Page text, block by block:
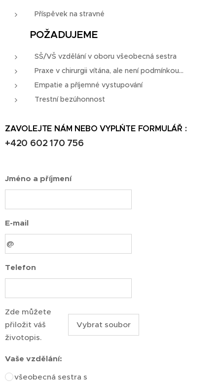
Příspěvek na stravné
POŽADUJEME
SŠ/VŠ vzdělání v oboru všeobecná sestra
Praxe v chirurgii vítána, ale není podmínkou...
Empatie a příjemné vystupování
Trestní bezúhonnost
ZAVOLEJTE NÁM NEBO VYPLŃTE FORMULÁŘ :
+420 602 170 756
Jméno a příjmení
E-mail
Telefon
Zde můžete
přiložit váš
životopis.
Vybrat soubor
Vaše vzdělání:
všeobecná sestra s